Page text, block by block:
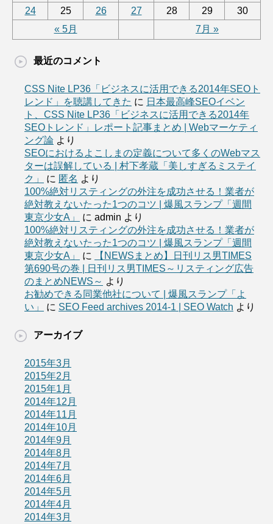
« 5月 7月 »
24
25 26 27 28 29 30
最近のコメント
CSS Nite LP36「ビジネスに活用できる2014年SEOト
レンド」を聴講してきた に 日本最高峰SEOイベン
ト、CSS Nite LP36「ビジネスに活用できる2014年
SEOトレンド」レポート記事まとめ | Webマーケティ
ング論 より
SEOにおけるよこしまの定義について多くのWebマス
ターは誤解している | 村下孝蔵「美しすぎるミステイ
ク」
に 匿名 より
100%絶対リスティングの外注を成功させる！業者が
絶対教えないたった1つのコツ | 爆風スランプ「週間
東京少女A」
に admin より
100%絶対リスティングの外注を成功させる！業者が
絶対教えないたった1つのコツ | 爆風スランプ「週間
東京少女A」
に
【NEWSまとめ】日刊リス男TIMES
第690号の巻 | 日刊リス男TIMES～リスティング広告
のまとめNEWS～ より
お勧めできる同業他社について | 爆風スランプ「よ
い」
に SEO Feed archives 2014-1 | SEO Watch より
アーカイブ
2015年3月
2015年2月
2015年1月
2014年12月
2014年11月
2014年10月
2014年9月
2014年8月
2014年7月
2014年6月
2014年5月
2014年4月
2014年3月